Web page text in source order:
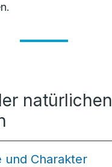
natürlichen
und Charakter